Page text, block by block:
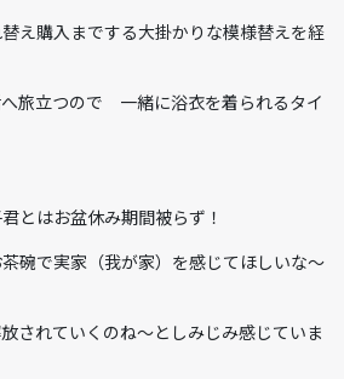
え購入までする大掛かりな模様替えを経
旅立つので 一緒に浴衣を着られるタイ
とはお盆休み期間被らず！
碗で実家（我が家）を感じてほしいな～
されていくのね～としみじみ感じていま